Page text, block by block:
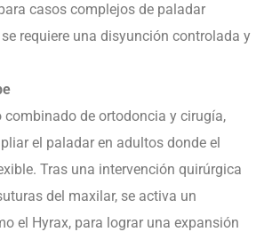
casos complejos de paladar
requiere una disyunción controlada y
combinado de ortodoncia y cirugía,
el paladar en adultos donde el
Tras una intervención quirúrgica
del maxilar, se activa un
el Hyrax, para lograr una expansión